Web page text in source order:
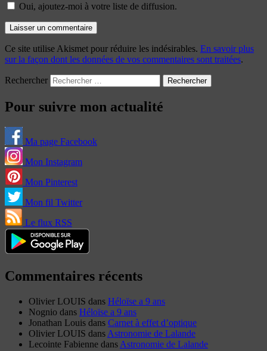
Oui, ajoutez-moi à votre liste de diffusion.
Ce site utilise Akismet pour réduire les indésirables. En savoir plus
sur la façon dont les données de vos commentaires sont traitées.
Rechercher
Pour suivre mon actualité
Ma page Facebook
Mon Instagram
Mon Pinterest
Mon fil Twitter
Le flux RSS
Commentaires récents
Olivier LOUIS dans Héloïse a 9 ans
Nognio dans Héloïse a 9 ans
Jonathan Louis dans Carnet à effet d’optique
Olivier LOUIS dans Astronomie de Lalande
Lecointe Fabienne dans Astronomie de Lalande